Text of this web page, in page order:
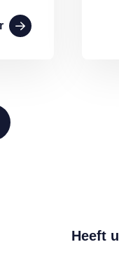
Heeft